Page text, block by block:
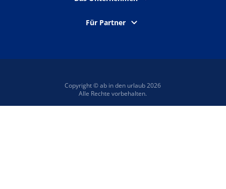
Für Partner
Copyright © ab in den urlaub 2026
Alle Rechte vorbehalten.